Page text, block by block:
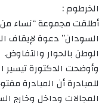
الخرطوم :
أطلقت مجموعة “نساء من
السودان” دعوة لإيقاف
الوطن بالحوار والتفاوض.
وأوضحت الدكتورة
للمبادرة أن المبادرة
المجالات وداخل وخارج